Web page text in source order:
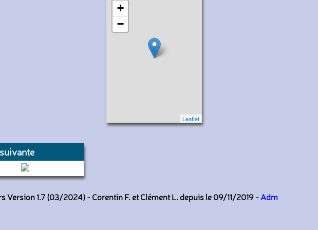
+
−
Leaflet
(SEMITAG)
Version 1.7 (03/2024) - Corentin F. et Clément L. depuis le 09/11/2019 -Adm